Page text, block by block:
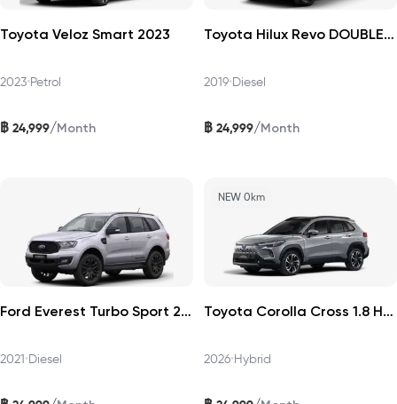
Toyota Veloz Smart 2023
2023•Petrol
฿ 24,999/Month
Toyota Hilux Revo DOUBLECAB 2019
2019•Diesel
฿ 24,999/Month
Ford Everest Turbo Sport 2021
2021•Diesel
NEW 0km
Toyota Corolla Cross 1.8 HEV Premium 2026
2026•Hybrid